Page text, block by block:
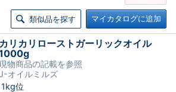
類似品を探す マイカタログに追加
カリカリローストガーリックオイル
物商品の記載を参照
オイルミルズ
1kg位